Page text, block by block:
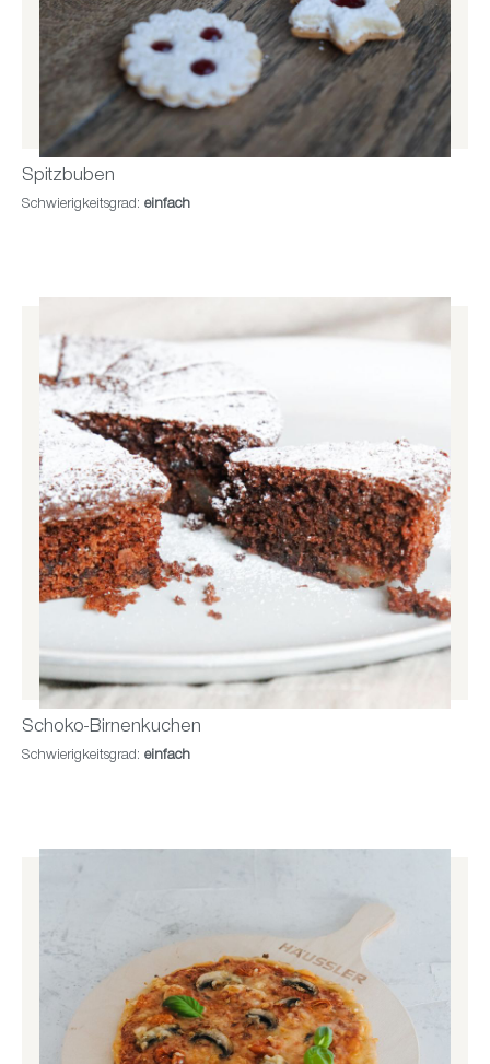
Spitzbuben
Schwierigkeitsgrad: einfach
Schoko-Birnenkuchen
Schwierigkeitsgrad: einfach